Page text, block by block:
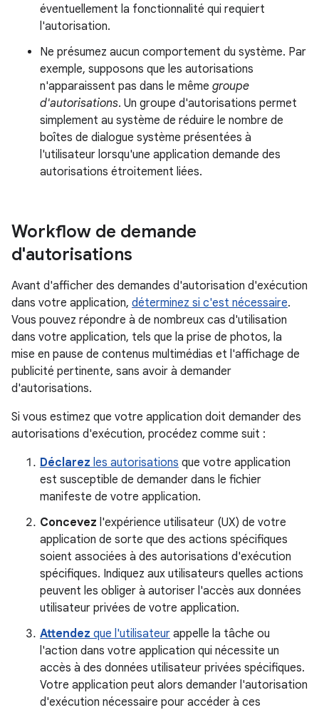
éventuellement la fonctionnalité qui requiert
l'autorisation.
Ne présumez aucun comportement du système. Par
exemple, supposons que les autorisations
n'apparaissent pas dans le même groupe
d'autorisations. Un groupe d'autorisations permet
simplement au système de réduire le nombre de
boîtes de dialogue système présentées à
l'utilisateur lorsqu'une application demande des
autorisations étroitement liées.
Workflow de demande
d'autorisations
Avant d'afficher des demandes d'autorisation d'exécution
dans votre application, déterminez si c'est nécessaire.
Vous pouvez répondre à de nombreux cas d'utilisation
dans votre application, tels que la prise de photos, la
mise en pause de contenus multimédias et l'affichage de
publicité pertinente, sans avoir à demander
d'autorisations.
Si vous estimez que votre application doit demander des
autorisations d'exécution, procédez comme suit :
Déclarez les autorisations que votre application
est susceptible de demander dans le fichier
manifeste de votre application.
Concevez l'expérience utilisateur (UX) de votre
application de sorte que des actions spécifiques
soient associées à des autorisations d'exécution
spécifiques. Indiquez aux utilisateurs quelles actions
peuvent les obliger à autoriser l'accès aux données
utilisateur privées de votre application.
Attendez que l'utilisateur appelle la tâche ou
l'action dans votre application qui nécessite un
accès à des données utilisateur privées spécifiques.
Votre application peut alors demander l'autorisation
d'exécution nécessaire pour accéder à ces